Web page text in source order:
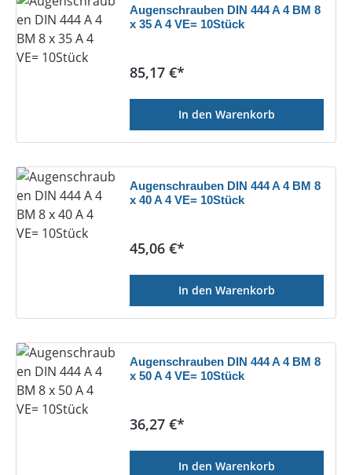
Augenschrauben DIN 444 A 4 BM 8
x 35 A 4 VE= 10Stück
Regulärer Preis:
85,17 €*
In den Warenkorb
Augenschrauben DIN 444 A 4 BM 8
x 40 A 4 VE= 10Stück
Regulärer Preis:
45,06 €*
In den Warenkorb
Augenschrauben DIN 444 A 4 BM 8
x 50 A 4 VE= 10Stück
Regulärer Preis:
36,27 €*
In den Warenkorb